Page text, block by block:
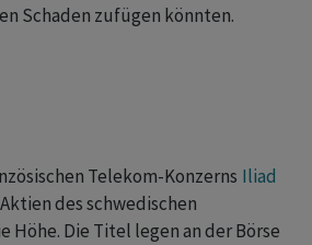
Schaden zufügen könnten.
Telekom-Konzerns Iliad
des schwedischen
Höhe. Die Titel legen an der Börse